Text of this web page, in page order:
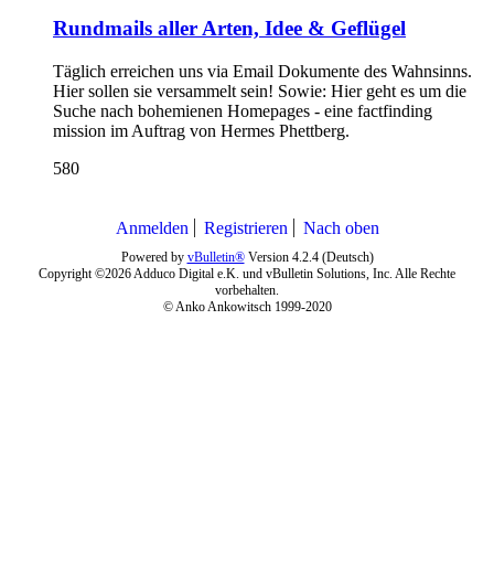
Rundmails aller Arten, Idee & Geflügel
Täglich erreichen uns via Email Dokumente des Wahnsinns.
Hier sollen sie versammelt sein! Sowie: Hier geht es um die
Suche nach bohemienen Homepages - eine factfinding
mission im Auftrag von Hermes Phettberg.
580
Anmelden Registrieren Nach oben
Powered by vBulletin®Version 4.2.4 (Deutsch)
Copyright ©2026 Adduco Digital e.K. und vBulletin Solutions, Inc. Alle Rechte
vorbehalten.
© Anko Ankowitsch 1999-2020